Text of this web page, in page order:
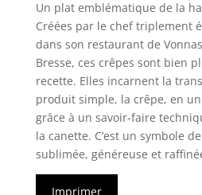
Un plat emblématique de la
Créées par le chef triplement
dans son restaurant de
Bresse, ces crêpes sont bien
recette. Elles incarnent la
produit simple, la crêpe, en un
grâce à un savoir-faire
la canette. C’est un symbole
sublimée, généreuse et
Imprimer